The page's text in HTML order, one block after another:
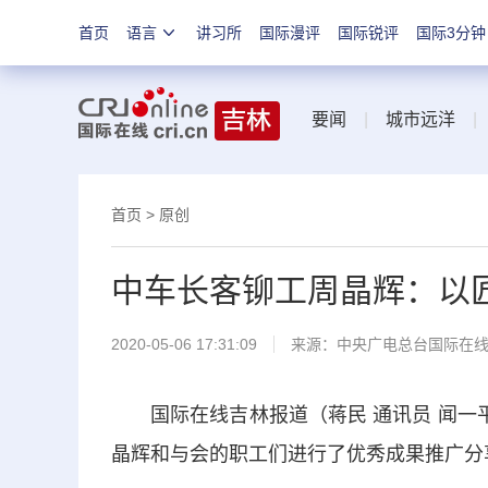
首页 语言 讲习所 国际漫评 国际锐评 国际3分钟
要闻 城市远洋
首页 > 原创
中车长客铆工周晶辉：以
2020-05-06 17:31:09 来源： 中央广电总台国际在线
国际在线吉林报道（蒋民 通讯员 闻一
晶辉和与会的职工们进行了优秀成果推广